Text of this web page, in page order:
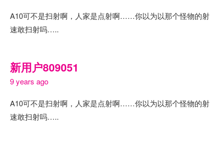
A10可不是扫射啊，人家是点射啊……你以为以那个怪物的射
速敢扫射吗…..
新用户809051
9 years ago
A10可不是扫射啊，人家是点射啊……你以为以那个怪物的射
速敢扫射吗…..